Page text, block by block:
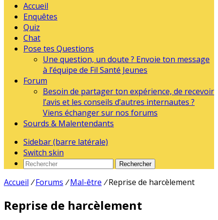
Accueil
Enquêtes
Quiz
Chat
Pose tes Questions
Une question, un doute ? Envoie ton message
à l’équipe de Fil Santé Jeunes
Forum
Besoin de partager ton expérience, de recevoir
l’avis et les conseils d’autres internautes ?
Viens échanger sur nos forums
Sourds & Malentendants
Sidebar (barre latérale)
Switch skin
Rechercher
Accueil / Forums / Mal-être / Reprise de harcèlement
Reprise de harcèlement